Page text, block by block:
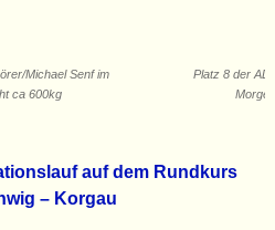
Michael Senf im
ca 600kg
Platz 8 der
auf dem Rundkurs
– Korgau